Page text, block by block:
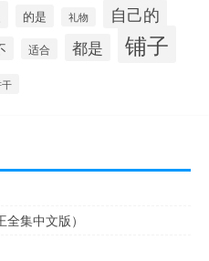
的是 礼物 自己的
适合 都是 铺子
集中文版）